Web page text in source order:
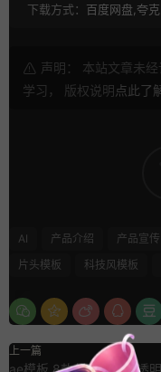
下载方式： 百度网盘,夸
声明： 本站文章未
学习， 版权说明点此了
AI 产品介绍 产品宣传
片头模板
科技风模板
上一篇
ae模板 8款创意广告半透